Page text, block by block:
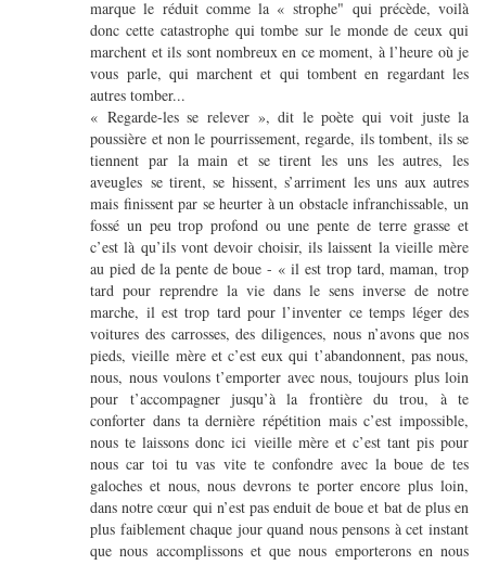
marque le réduit comme la « strophe" qui précède, voilà
donc cette catastrophe qui tombe sur le monde de ceux qui
marchent et ils sont nombreux en ce moment, à l’heure où je
vous parle, qui marchent et qui tombent en regardant les
autres tomber...
« Regarde-les se relever », dit le poète qui voit juste la
poussière et non le pourrissement, regarde, ils tombent, ils se
tiennent par la main et se tirent les uns les autres, les
aveugles se tirent, se hissent, s’arriment les uns aux autres
mais finissent par se heurter à un obstacle infranchissable, un
fossé un peu trop profond ou une pente de terre grasse et
c’est là qu’ils vont devoir choisir, ils laissent la vieille mère
au pied de la pente de boue - « il est trop tard, maman, trop
tard pour reprendre la vie dans le sens inverse de notre
marche, il est trop tard pour l’inventer ce temps léger des
voitures des carrosses, des diligences, nous n’avons que nos
pieds, vieille mère et c’est eux qui t’abandonnent, pas nous,
nous, nous voulons t’emporter avec nous, toujours plus loin
pour t’accompagner jusqu’à la frontière du trou, à te
conforter dans ta dernière répétition mais c’est impossible,
nous te laissons donc ici vieille mère et c’est tant pis pour
nous car toi tu vas vite te confondre avec la boue de tes
galoches et nous, nous devrons te porter encore plus loin,
dans notre cœur qui n’est pas enduit de boue et bat de plus en
plus faiblement chaque jour quand nous pensons à cet instant
que nous accomplissons et que nous emporterons en nous